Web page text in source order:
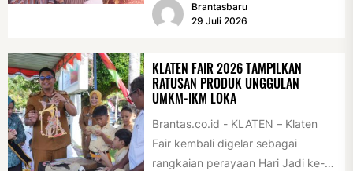
di Alun-alun Klaten, Selasa
Brantasbaru
29 Juli 2026
KLATEN FAIR 2026 TAMPILKAN
RATUSAN PRODUK UNGGULAN
UMKM-IKM LOKA
Brantas.co.id - KLATEN – Klaten
Fair kembali digelar sebagai
rangkaian perayaan Hari Jadi ke-